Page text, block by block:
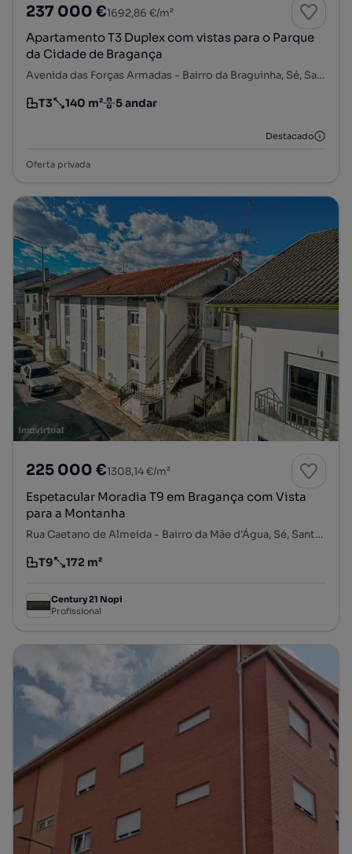
237 000 €1692,86 €/m²
Apartamento T3 Duplex com vistas para o Parque
da Cidade de Bragança
Avenida das Forças Armadas - Bairro da Braguinha, Sé, Santa Maria e Meixedo, Bragança, Bragança
Tipologia
T3
Preço por metro quadrado
140 m²
Andar 5 andar
Destacado
Oferta privada
225 000 €1308,14 €/m²
Espetacular Moradia T9 em Bragança com Vista
para a Montanha
Rua Caetano de Almeida - Bairro da Mãe d'Água, Sé, Santa Maria e Meixedo, Bragança, Bragança
Tipologia
T9
Preço por metro quadrado
172 m²
Century 21 Nopi
Profissional